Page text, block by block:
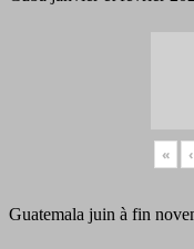
« ‹
Guatemala juin à fin